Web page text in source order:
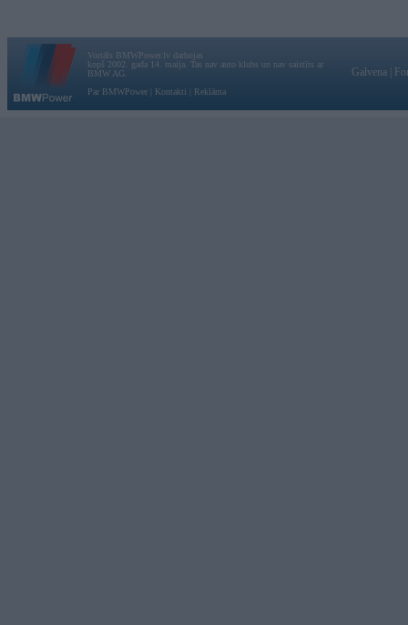
Vortāls BMWPower.lv darbojas
kopš 2002. gada 14. maija. Tas nav auto klubs un nav saistīts ar
BMW AG.
Par BMWPower
Kontakti Reklāma
Galvena